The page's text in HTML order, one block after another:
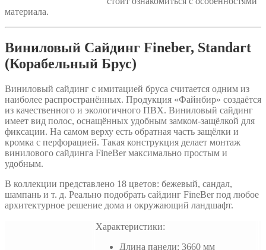
материала.
Виниловый Сайдинг Fineber, Standart
(Корабельный Брус)
Виниловый сайдинг с имитацией бруса считается одним из
наиболее распространённых. Продукция «Файнбир» создаётся
из качественного и экологичного ПВХ. Виниловый сайдинг
имеет вид полос, оснащённых удобным замком-защёлкой для
фиксации. На самом верху есть обратная часть защёлки и
кромка с перфорацией. Такая конструкция делает монтаж
винилового сайдинга FineBer максимально простым и
удобным.
В коллекции представлено 18 цветов: бежевый, сандал,
шампань и т. д. Реально подобрать сайдинг FineBer под любое
архитектурное решение дома и окружающий ландшафт.
Характеристики:
Длина панели: 3660 мм